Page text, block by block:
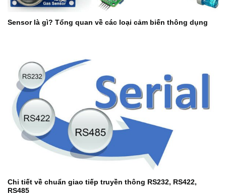
Sensor là gì? Tổng quan về các loại cảm biến thông dụng
Chi tiết về chuẩn giao tiếp truyền thông RS232, RS422,
RS485